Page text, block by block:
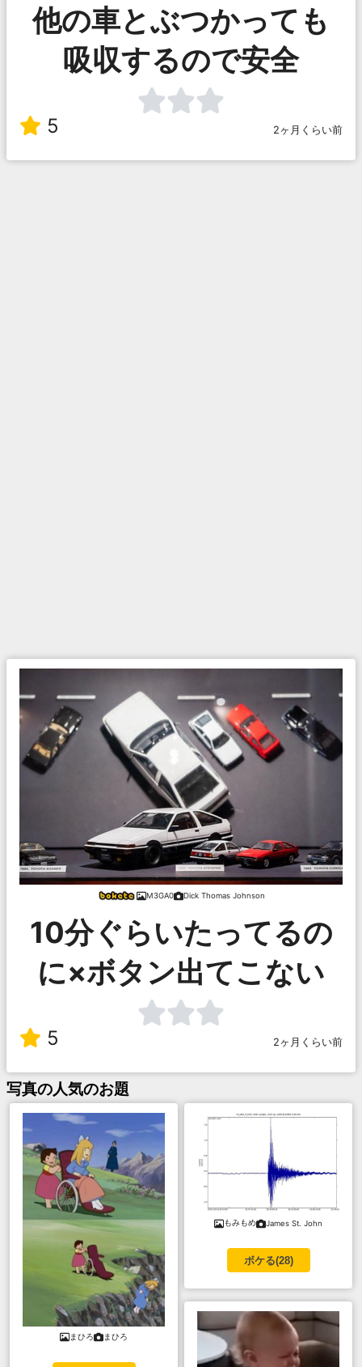
他の車とぶつかっても
吸収するので安全
5 2ヶ月くらい前
M3GA0 Dick Thomas Johnson
10分ぐらいたってるの
に×ボタン出てこない
5 2ヶ月くらい前
写真の人気のお題
まひろ まひろ
もみもめ James St. John
ボケる(28)